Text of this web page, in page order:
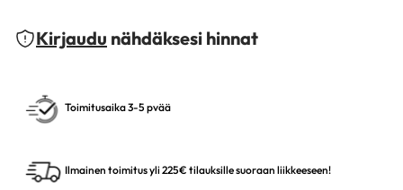
Kirjaudu nähdäksesi hinnat
Toimitusaika 3-5 pvää
Ilmainen toimitus yli 225€ tilauksille suoraan liikkeeseen!